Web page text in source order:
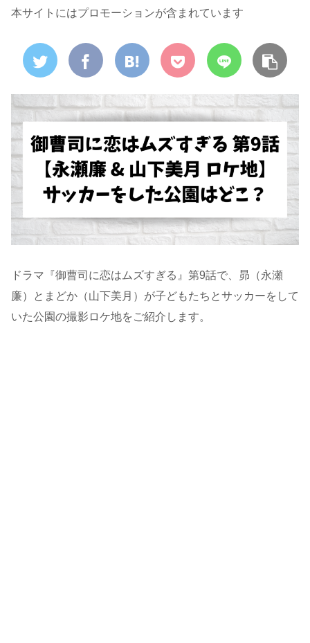
本サイトにはプロモーションが含まれています
ドラマ『御曹司に恋はムズすぎる』第9話で、昴（永瀬
廉）とまどか（山下美月）が子どもたちとサッカーをして
いた公園の撮影ロケ地をご紹介します。